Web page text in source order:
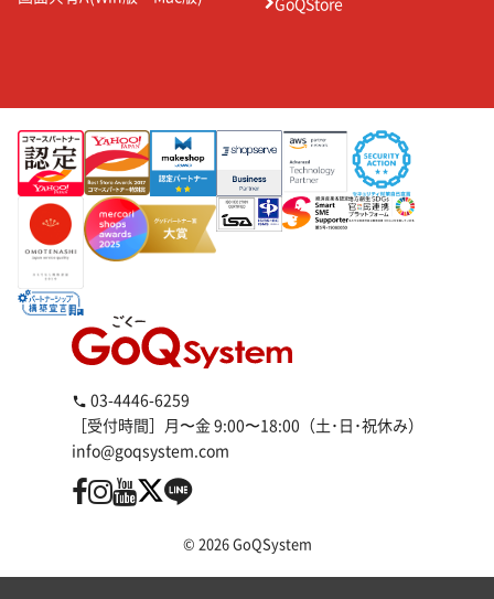
03-4446-6259
［受付時間］月〜金 9:00〜18:00（土･日･祝休み）
info@goqsystem.com
© 2026 GoQSystem